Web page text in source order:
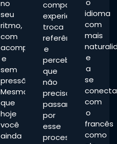
no
seu
ritmo,
com
acompanhamento
e
sem
pressão.
Mesmo
que
hoje
você
ainda
compartilha
experiências,
troca
referências
e
percebe
que
não
precisa
passar
por
esse
processo
o
idioma
com
mais
e
a
se
com
o
francês
como